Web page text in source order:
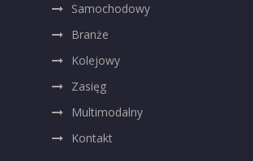
Samochodowy
Branże
Kolejowy
Zasięg
Multimodalny
Kontakt